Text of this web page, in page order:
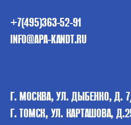
+7(495)363-52-91
INFO@APA-KANDT.RU
Г. МОСКВА, УЛ. ДЫБЕНКО, Д.
Г. ТОМСК, УЛ. КАРТАШОВА,